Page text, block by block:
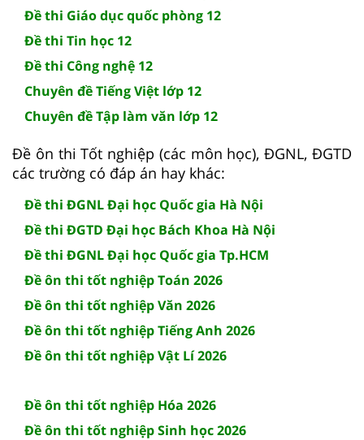
Đề thi Giáo dục quốc phòng 12
Đề thi Tin học 12
Đề thi Công nghệ 12
Chuyên đề Tiếng Việt lớp 12
Chuyên đề Tập làm văn lớp 12
Đề ôn thi Tốt nghiệp (các môn học), ĐGNL, ĐGTD
các trường có đáp án hay khác:
Đề thi ĐGNL Đại học Quốc gia Hà Nội
Đề thi ĐGTD Đại học Bách Khoa Hà Nội
Đề thi ĐGNL Đại học Quốc gia Tp.HCM
Đề ôn thi tốt nghiệp Toán 2026
Đề ôn thi tốt nghiệp Văn 2026
Đề ôn thi tốt nghiệp Tiếng Anh 2026
Đề ôn thi tốt nghiệp Vật Lí 2026
Đề ôn thi tốt nghiệp Hóa 2026
Đề ôn thi tốt nghiệp Sinh học 2026